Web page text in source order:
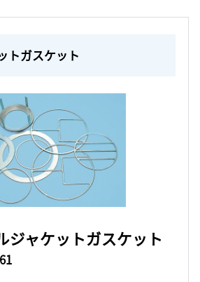
トガスケット
ジャケットガスケット